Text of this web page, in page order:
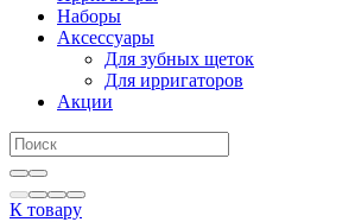
Наборы
Аксессуары
Для зубных щеток
Для ирригаторов
Акции
К товару